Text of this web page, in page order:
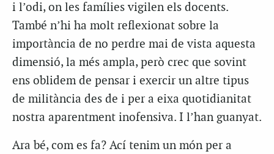
i l’odi, on les famílies vigilen els docents.
També n’hi ha molt reflexionat sobre la
importància de no perdre mai de vista aquesta
dimensió, la més ampla, però crec que sovint
ens oblidem de pensar i exercir un altre tipus
de militància des de i per a eixa quotidianitat
nostra aparentment inofensiva. I l’han guanyat.
Ara bé, com es fa? Ací tenim un món per a